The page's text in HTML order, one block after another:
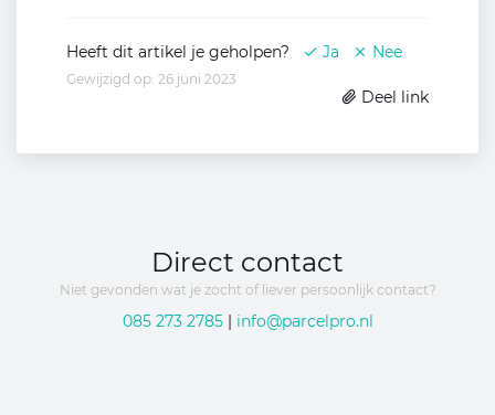
Heeft dit artikel je geholpen? Ja Nee
Gewijzigd op: 26 juni 2023
Deel link
Direct contact
Niet gevonden wat je zocht of liever persoonlijk contact?
085 273 2785| info@parcelpro.nl